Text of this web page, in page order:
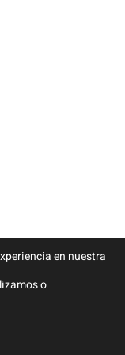
en nuestra
o